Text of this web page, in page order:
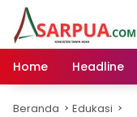
Langsung
konten
Home
Headline
Beranda Edukasi